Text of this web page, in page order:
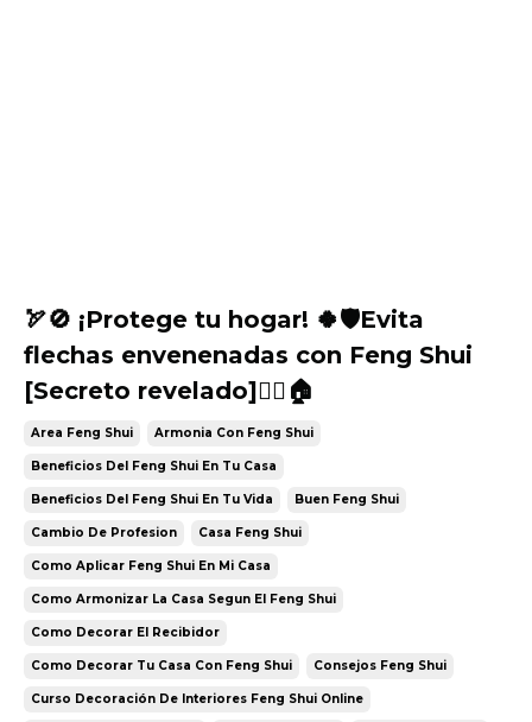
🏹🚫 ¡Protege tu hogar! 🍀🛡️Evita
flechas envenenadas con Feng Shui
[Secreto revelado]🧘‍♂️🏠
Area Feng Shui Armonia Con Feng Shui
Beneficios Del Feng Shui En Tu Casa
Beneficios Del Feng Shui En Tu Vida Buen Feng Shui
Cambio De Profesion Casa Feng Shui
Como Aplicar Feng Shui En Mi Casa
Como Armonizar La Casa Segun El Feng Shui
Como Decorar El Recibidor
Como Decorar Tu Casa Con Feng Shui Consejos Feng Shui
Curso Decoración De Interiores Feng Shui Online